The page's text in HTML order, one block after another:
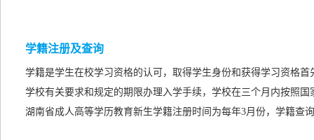
学籍注册及查询
学籍是学生在校学习资格的认可，取得学生身份和获得学习资格
学校有关要求和规定的期限办理入学手续，学校在三个月内按照
湖南省成人高等学历教育新生学籍注册时间为每年3月份，学籍查